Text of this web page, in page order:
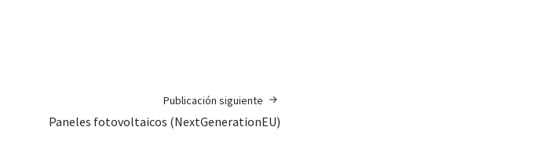
Publicación siguiente
Paneles fotovoltaicos (NextGenerationEU)